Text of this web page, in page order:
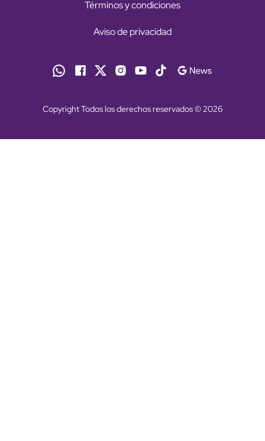
Términos y condiciones
Aviso de privacidad
Copyright Todos los derechos reservados © 2026